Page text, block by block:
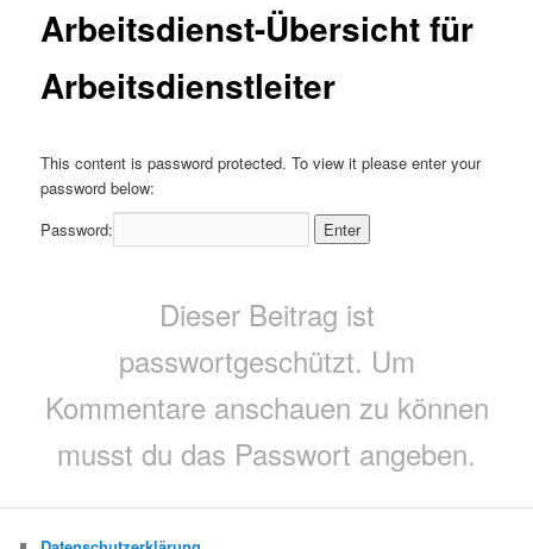
Arbeitsdienst-Übersicht für
Arbeitsdienstleiter
This content is password protected. To view it please enter your
password below:
Password:
Dieser Beitrag ist
passwortgeschützt. Um
Kommentare anschauen zu können
musst du das Passwort angeben.